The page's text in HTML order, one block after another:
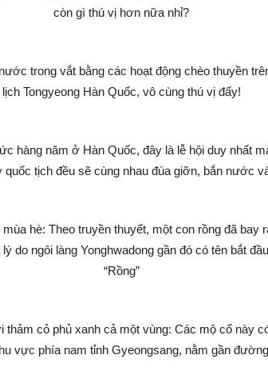
còn gì thú vị hơn nữa nhỉ?
trong vắt bằng các hoạt động chèo thuyền
lịch Tongyeong Hàn Quốc, vô cùng thú vị đấy!
hàng năm ở Hàn Quốc, đây là lễ hội duy nhất
quốc tịch đều sẽ cùng nhau đùa giỡn, bắn nước
hè: Theo truyền thuyết, một con rồng đã bay
do ngôi làng Yonghwadong gần đó có tên bắt
“Rồng”
thảm cỏ phủ xanh cả một vùng: Các mộ cổ này
vực phía nam tỉnh Gyeongsang, nằm gần